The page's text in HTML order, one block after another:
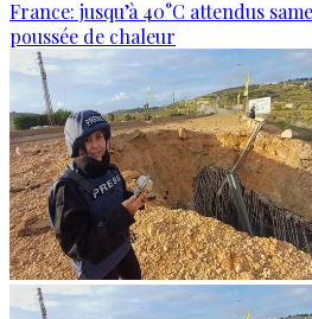
France: jusqu’à 40°C attendus
poussée de chaleur